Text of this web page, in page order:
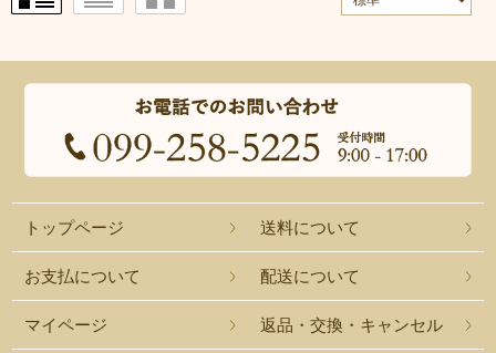
トップページ 送料について
お支払について 配送について
マイページ 返品・交換・キャンセル